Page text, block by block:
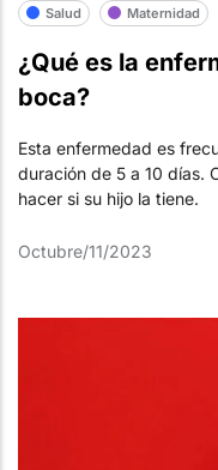
Salud Maternidad
¿Qué es la
boca?
Esta enfermedad es
duración de 5 a 10 días.
hacer si su hijo la tiene.
Octubre/11/2023